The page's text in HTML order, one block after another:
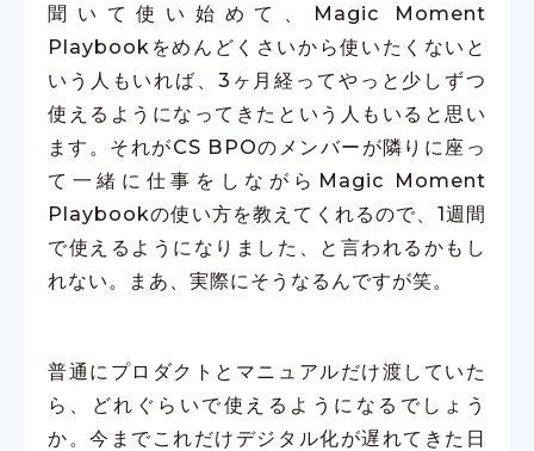
聞いて使い始めて、Magic Moment
Playbookをめんどくさいから使いたくないと
いう人もいれば、3ヶ月経ってやっと少しずつ
使えるようになってきたという人もいると思い
ます。それがCS BPOのメンバーが隣りに座っ
て一緒に仕事をしながらMagic Moment
Playbookの使い方を教えてくれるので、1週間
で使えるようになりました、と言われるかもし
れない。まあ、実際にそうなるんですが笑。
普通にプロダクトとマニュアルだけ渡していた
ら、どれぐらいで使えるようになるでしょう
か。今までこれだけデジタル化が遅れてきた日